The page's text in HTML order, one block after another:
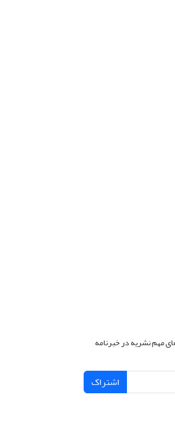
مهم نشریه در خبرنامه
اشتراک